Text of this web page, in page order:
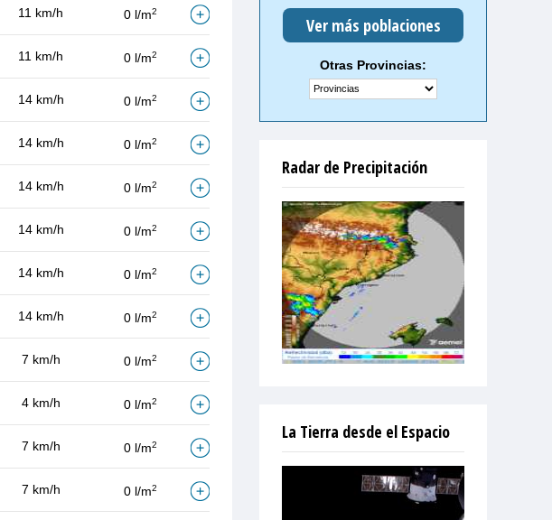
11 km/h 0 l/m2
11 km/h 0 l/m2
14 km/h 0 l/m2
14 km/h 0 l/m2
14 km/h 0 l/m2
14 km/h 0 l/m2
14 km/h 0 l/m2
14 km/h 0 l/m2
7 km/h 0 l/m2
4 km/h 0 l/m2
7 km/h 0 l/m2
7 km/h 0 l/m2
Ver más poblaciones
Otras Provincias:
Radar de Precipitación
La Tierra desde el Espacio